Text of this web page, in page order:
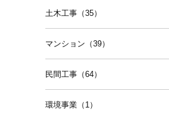
土木工事（35）
マンション（39）
民間工事（64）
環境事業（1）